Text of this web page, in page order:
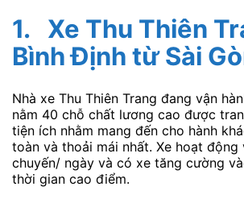
1. Xe Thu Thiên
Bình Định từ Sài
Nhà xe Thu Thiên Trang đang vận
nằm 40 chỗ chất lương cao được
tiện ích nhằm mang đến cho hành
toàn và thoải mái nhất. Xe hoạt động
chuyến/ ngày và có xe tăng cường
thời gian cao điểm.